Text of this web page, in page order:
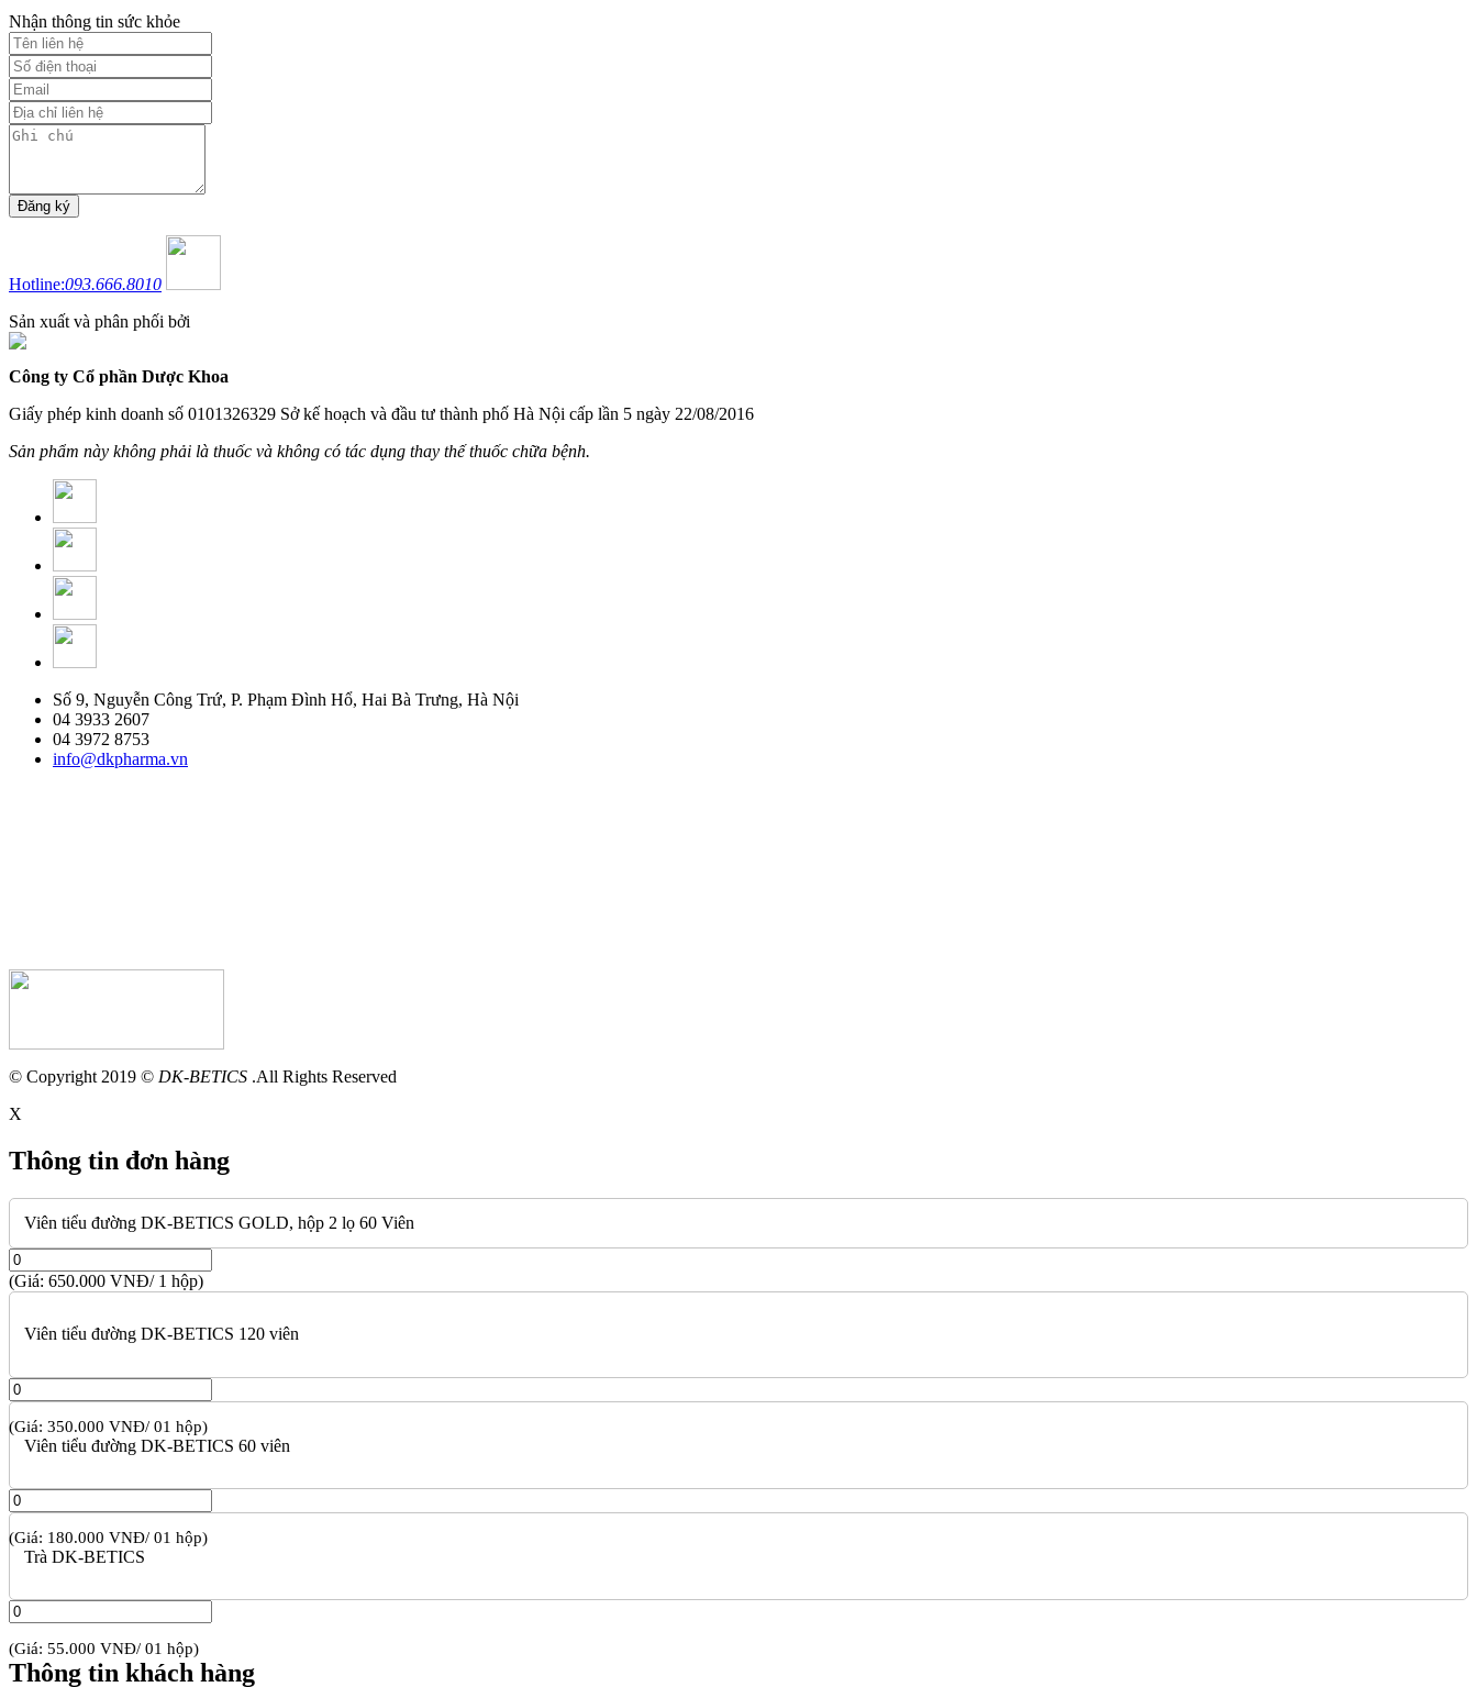
Nhận thông tin sức khỏe
Hotline:093.666.8010
Sản xuất và phân phối bởi
Công ty Cổ phần Dược Khoa
Giấy phép kinh doanh số 0101326329 Sở kế hoạch và đầu tư thành phố Hà Nội cấp lần 5 ngày 22/08/2016
Sản phẩm này không phải là thuốc và không có tác dụng thay thế thuốc chữa bệnh.
Số 9, Nguyễn Công Trứ, P. Phạm Đình Hổ, Hai Bà Trưng, Hà Nội
04 3933 2607
04 3972 8753
info@dkpharma.vn
© Copyright 2019 © DK-BETICS .All Rights Reserved
X
Thông tin đơn hàng
Viên tiểu đường DK-BETICS GOLD, hộp 2 lọ 60 Viên
(Giá: 650.000 VNĐ/ 1 hộp)
Viên tiểu đường DK-BETICS 120 viên
(Giá: 350.000 VNĐ/ 01 hộp)
Viên tiểu đường DK-BETICS 60 viên
(Giá: 180.000 VNĐ/ 01 hộp)
Trà DK-BETICS
(Giá: 55.000 VNĐ/ 01 hộp)
Thông tin khách hàng